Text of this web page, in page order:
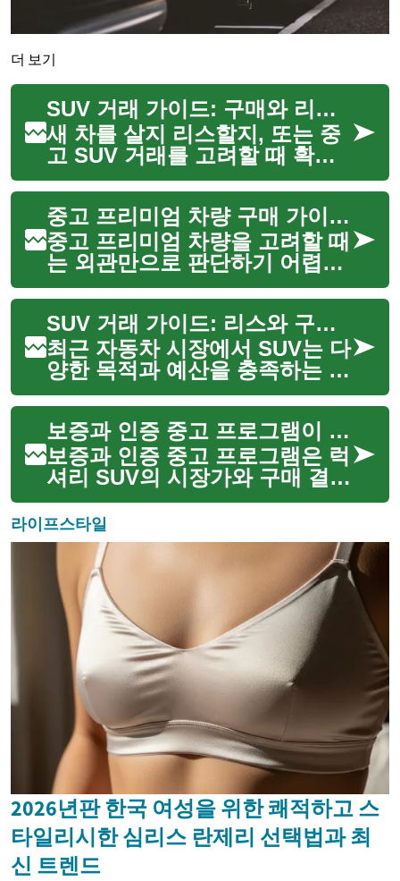
더 보기
SUV 거래 가이드: 구매와 리스 옵션 및 비용 비교
새 차를 살지 리스할지, 또는 중
고 SUV 거래를 고려할 때 확인
해야 할 요소들은 다양합니다.
차량의 용도, 연비, 안전 사양, 유
지비, 그리고 금융 조건(구매 vs
리스)에 따라 실제 선택이 달라
집니다. 이 ...
중고 프리미엄 차량 구매 가이드: 품질과 가치 판단법
중고 프리미엄 차량을 고려할 때
는 외관만으로 판단하기 어렵습
니다. 성능, 안전, 유지비, 재판매
가치 등 다양한 요소를 종합적으
로 평가해야 실용적이고 합리적
인 선택을 할 수 있습니다. 이 가
이드는 전기화, 지속...
SUV 거래 가이드: 리스와 구매 옵션 비교
최근 자동차 시장에서 SUV는 다
양한 목적과 예산을 충족하는 인
기 선택지입니다. 이 글에서는
SUV 거래(딜)를 검토할 때 주의
할 점과 리스(lease) 및 구매
(purchase) 옵션, 차량(vehicle)
...
보증과 인증 중고 프로그램이 가격에 미치는 영향
보증과 인증 중고 프로그램은 럭
셔리 SUV의 시장가와 구매 결정
에 상당한 영향을 미칩니다. 제
조사 인증(Certified Pre-
Owned)은 추가 보증, 점검 기
록, 정비 이력 확인 등을 포함해
중고차에 신뢰...
라이프스타일
2026년판 한국 여성을 위한 쾌적하고 스
타일리시한 심리스 란제리 선택법과 최
신 트렌드